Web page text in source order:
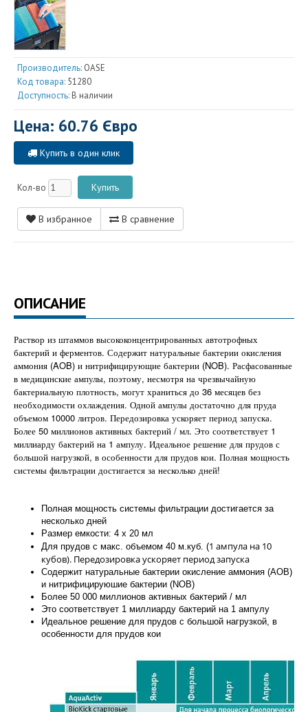
Производитель: OASE
Код товара: 51280
Доступность: В наличии
Цена: 60.76 Євро
Купить в один клик
Кол-во
В избранное В сравнение
ОПИСАНИЕ
Раствор из штаммов высококонцентрированных автотрофных
бактерий и ферментов. Содержит натуральные бактерии окисления
аммония (AOB) и нитрифицирующие бактерии (NOB). Расфасованные
в медицинские ампулы, поэтому, несмотря на чрезвычайную
бактериальную плотность, могут храниться до 36 месяцев без
необходимости охлаждения. Одной ампулы достаточно для пруда
объемом 10000 литров. Передозировка ускоряет период запуска.
Более 50 миллионов активных бактерий / мл. Это соответствует 1
миллиарду бактерий на 1 ампулу. Идеальное решение для прудов с
большой нагрузкой, в особенности для прудов кои. Полная мощность
системы фильтрации достигается за несколько дней!
Полная мощность системы фильтрации достигается за
несколько дней
Размер емкости: 4 х 20 мл
Для прудов с макс. объемом 40 м.куб. (1 ампула на 10
кубов). Передозировка ускоряет период запуска
Содержит натуральные бактерии окисление аммония (АОВ)
и нитрифицируюшие бактерии (NOB)
Более 50 000 миллионов активных бактерий / мл
Это соответствует 1 миллиарду бактерий на 1 ампулу
Идеальное решение для прудов с большой нагрузкой, в
особенности для прудов кои